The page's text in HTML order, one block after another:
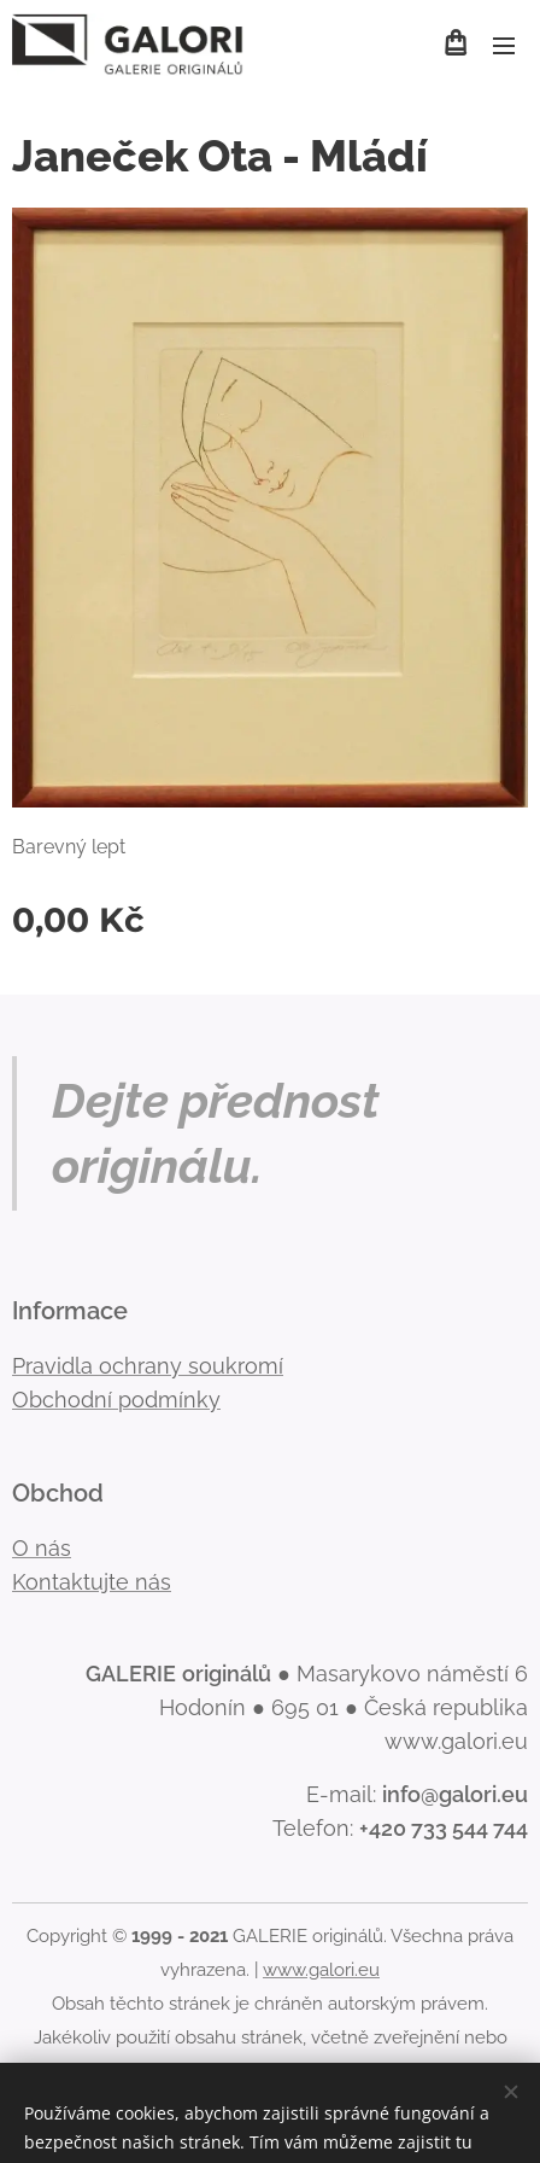
Janeček Ota - Mládí
Barevný lept
0,00 Kč
Dejte přednost
originálu.
Informace
Pravidla ochrany soukromí
Obchodní podmínky
Obchod
O nás
Kontaktujte nás
GALERIE originálů ● Masarykovo náměstí 6
Hodonín ● 695 01 ● Česká republika
www.galori.eu
E-mail: info@galori.eu
Telefon: +420 733 544 744
Copyright © 1999 - 2021 GALERIE originálů. Všechna práva
vyhrazena. | www.galori.eu
Obsah těchto stránek je chráněn autorským právem.
Jakékoliv použití obsahu stránek, včetně zveřejnění nebo
GALERIE originálů zakázáno.
Cookies
Používáme cookies, abychom zajistili správné fungování a
bezpečnost našich stránek. Tím vám můžeme zajistit tu